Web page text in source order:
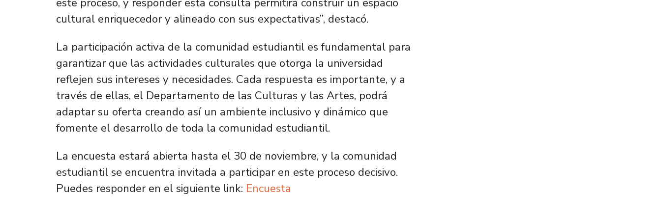
cultural enriquecedor y alineado con sus expectativas”, destacó.
La participación activa de la comunidad estudiantil es fundamental para
garantizar que las actividades culturales que otorga la universidad
reflejen sus intereses y necesidades. Cada respuesta es importante, y a
través de ellas, el Departamento de las Culturas y las Artes, podrá
adaptar su oferta creando así un ambiente inclusivo y dinámico que
fomente el desarrollo de toda la comunidad estudiantil.
La encuesta estará abierta hasta el 30 de noviembre, y la comunidad
estudiantil se encuentra invitada a participar en este proceso decisivo.
Puedes responder en el siguiente link: Encuesta